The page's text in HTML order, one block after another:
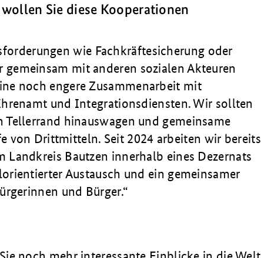
Sie diese Kooperationen
wie Fachkräftesicherung oder
mit anderen sozialen Akteuren
noch engere Zusammenarbeit mit
und Integrationsdiensten. Wir sollten
hinauswagen und gemeinsame
von Drittmitteln. Seit 2024 arbeiten wir bereits
Landkreis Bautzen innerhalb eines Dezernats
Austausch und ein gemeinsamer
und Bürger.